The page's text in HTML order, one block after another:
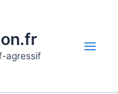
agressif